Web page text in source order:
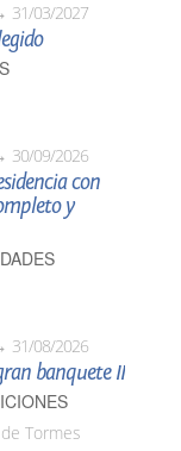
31/03/2027
30/09/2026
con
y
31/08/2026
banquete II
Tormes